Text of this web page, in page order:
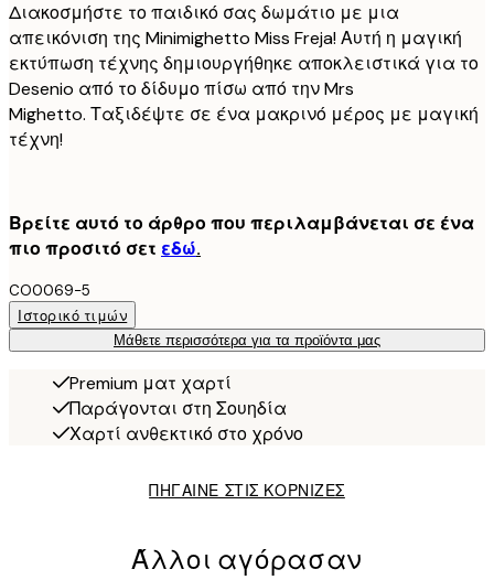
Διακοσμήστε το παιδικό σας δωμάτιο με μια
απεικόνιση της Minimighetto Miss Freja! Αυτή η μαγική
εκτύπωση τέχνης δημιουργήθηκε αποκλειστικά για το
Desenio από το δίδυμο πίσω από την Mrs
Mighetto. Ταξιδέψτε σε ένα μακρινό μέρος με μαγική
τέχνη!
Βρείτε αυτό το άρθρο που περιλαμβάνεται σε ένα
πιο προσιτό σετ εδώ.
CO0069-5
Ιστορικό τιμών
Μάθετε περισσότερα για τα προϊόντα μας
Premium ματ χαρτί
Παράγονται στη Σουηδία
Χαρτί ανθεκτικό στο χρόνο
ΠΗΓΑΙΝΕ ΣΤΙΣ ΚΟΡΝΙΖΕΣ
Άλλοι αγόρασαν